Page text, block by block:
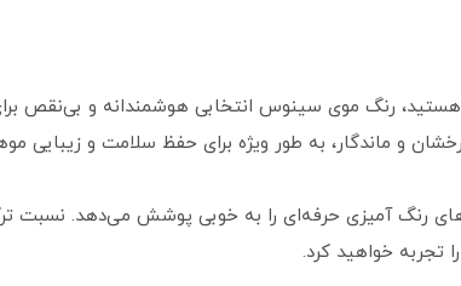
هستید، رنگ موی سینوس انتخابی هوشمندانه و بی‌نقص
و ماندگار، به طور ویژه برای حفظ سلامت و
کراتین بوده و با حجم 120 میلی لیتر، نیازهای رنگ آمیزی حرفه‌ای را به خوبی